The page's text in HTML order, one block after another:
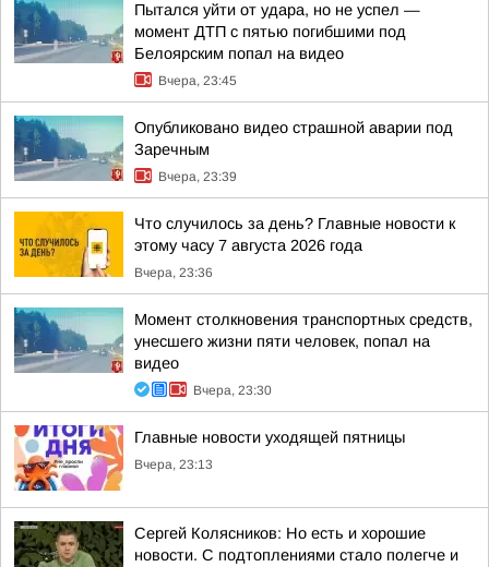
Пытался уйти от удара, но не успел —
момент ДТП с пятью погибшими под
Белоярским попал на видео
Вчера, 23:45
Опубликовано видео страшной аварии под
Заречным
Вчера, 23:39
Что случилось за день? Главные новости к
этому часу 7 августа 2026 года
Вчера, 23:36
Момент столкновения транспортных средств,
унесшего жизни пяти человек, попал на
видео
Вчера, 23:30
Главные новости уходящей пятницы
Вчера, 23:13
Сергей Колясников: Но есть и хорошие
новости. С подтоплениями стало полегче и